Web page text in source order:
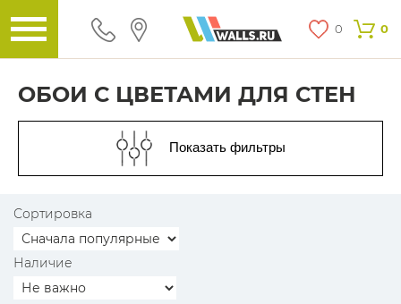
0 0
ОБОИ С ЦВЕТАМИ ДЛЯ СТЕН
Показать фильтры
Сортировка
Наличие